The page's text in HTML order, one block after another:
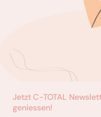
Jetzt C-TOTAL
geniessen!